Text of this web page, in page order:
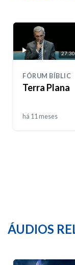
27:30
FÓRUM BÍBLICO
Terra Plana
há 11 meses
ÁUDIOS